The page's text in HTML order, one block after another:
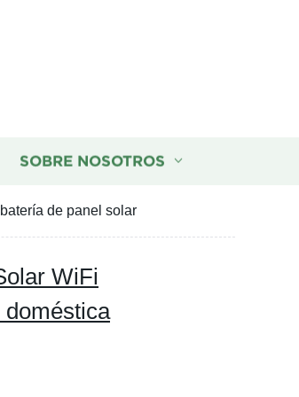
SOBRE NOSOTROS
de panel solar
WiFi